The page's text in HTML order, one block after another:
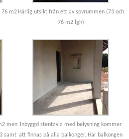
76 m2 Härlig utsikt från ett av sovrummen (73 och
76 m2 lgh)
men
samt
Inbyggd stentavla med belysning kommer
att finnas på alla balkonger. Här balkongen